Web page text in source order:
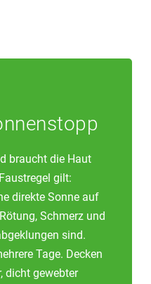
braucht die Haut
gilt:
direkte Sonne auf
Schmerz und
sind.
Tage. Decken
dicht gewebter